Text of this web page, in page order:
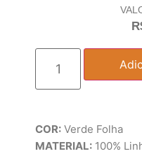
COR: Verde Folha
MATERIAL: 100%